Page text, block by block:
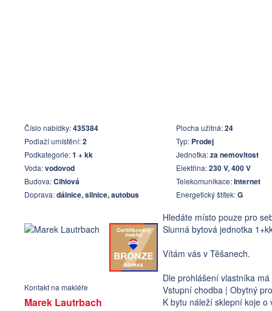
Číslo nabídky:435384 Plocha užitná:24
Podlaží umístění:2 Typ: Prodej
Podkategorie:1 + kk Jednotka:za nemovitost
Voda:vodovod Elektřina:230 V, 400 V
Budova:Cihlová Telekomunikace:Internet
Doprava:dálnice, silnice, autobus Energetický štítek:G
Kontakt na makléře
Marek Lautrbach
Hledáte místo pouze pro
Slunná bytová jednotka
Vítám vás v Těšanech.
Dle prohlášení vlastníka
Vstupní chodba | Obytný
K bytu náleží sklepní koje o